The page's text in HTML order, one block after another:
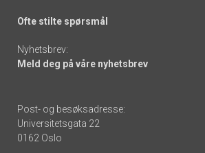
Ofte stilte spørsmål
Nyhetsbrev:
Meld deg på våre nyhetsbrev
Post- og besøksadresse:
Universitetsgata 22
0162 Oslo